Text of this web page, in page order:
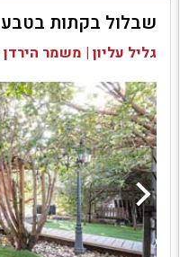
בדיקת זמינות ומחירים
שבלול בקתות בטבע
גליל עליון | משמר הירדן